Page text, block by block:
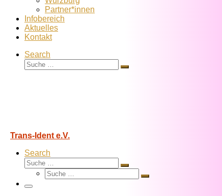
Partner*innen
Infobereich
Aktuelles
Kontakt
Search
Suche
Suche
Trans-Ident e.V.
Search
Suche
Suche
Suche
Suche
Menü